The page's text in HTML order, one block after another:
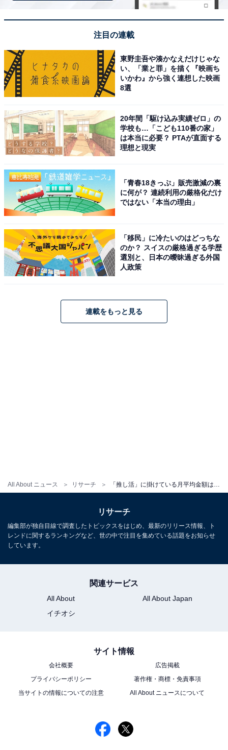
All About ニュース リサーチ
ように、特典目当てでCDやグッズを購入してしまうとい
う意見や、「観劇や旅費などがかかるから」（40代女性
／福岡県）など遠征費も含むとこれくらいお金がかかっ
また、「お金には換えがたい価値がある」（20代女性／
大阪府）など、推しのためならお金を惜しまないという
（30代男性／福島県）という驚きの回答も寄せられまし
た。
毎月に掛かる推し活の平均費用で1番多かったのは、
1000〜5000円でした。自分のできる範囲で推し活を楽し
むという人が大半で、無料コンテンツやサブスクリプシ
ョンを活用しながらCDやグッズなどの購入にお金を使っ
ているようです。
しかし、中には推し活にお金を惜しまないという意見も
費やすファンも、少数ながらいることも分かりました。
額の結果を見る
「推し活」ジャンルランキング！2位「K-POPア
イドル」を抑えたダントツの1位は？
注目の連載
東野圭吾や湊かなえだけじゃな
い、「業と罪」を描く『映画ち
いかわ』から強く連想した映画
8選
20年間「駆け込み実績ゼロ」の
学校も…「こども110番の家」
は本当に必要？ PTAが直面する
理想と現実
「青春18きっぷ」販売激減の裏
に何が？ 連続利用の厳格化だけ
ではない「本当の理由」
「移民」に冷たいのはどっちな
のか？ スイスの厳格過ぎる学歴
選別と、日本の曖昧過ぎる外国
人政策
連載をもっと見る
リサーチ
編集部が独自目線で調査したトピックスをはじめ、最新のリリース情報、ト
レンドに関するランキングなど、世の中で注目を集めている話題をお知らせ
しています。
関連サービス
All About
All About Japan
イチオシ
サイト情報
会社概要
広告掲載
プライバシーポリシー
著作権・商標・免責事項
当サイトの情報についての注意
All About ニュースについて